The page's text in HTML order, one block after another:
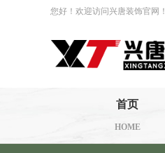
您好！欢迎访问兴唐装饰官网！
首页
HOME